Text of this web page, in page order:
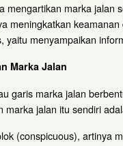
mengartikan marka jalan
meningkatkan
yaitu menyampaikan
Marka Jalan
garis marka jalan
marka jalan itu sendiri
(conspicuous), artinya